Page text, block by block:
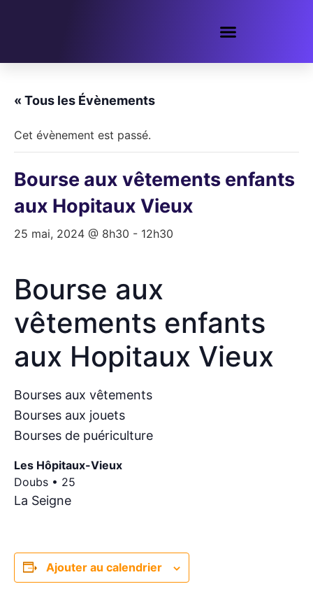
« Tous les Évènements
Cet évènement est passé.
Bourse aux vêtements enfants
aux Hopitaux Vieux
25 mai, 2024 @ 8h30 - 12h30
Bourse aux
vêtements enfants
aux Hopitaux Vieux
Bourses aux vêtements
Bourses aux jouets
Bourses de puériculture
Les Hôpitaux-Vieux
Doubs • 25
La Seigne
Ajouter au calendrier